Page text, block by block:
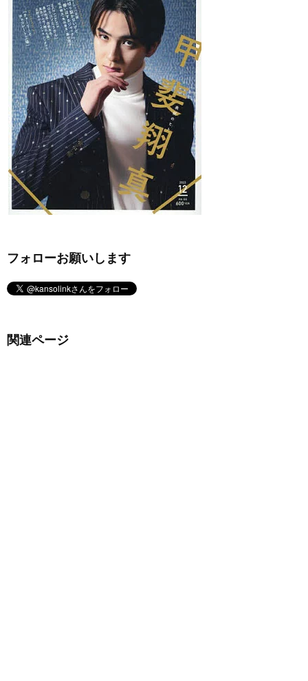
フォローお願いします
関連ページ